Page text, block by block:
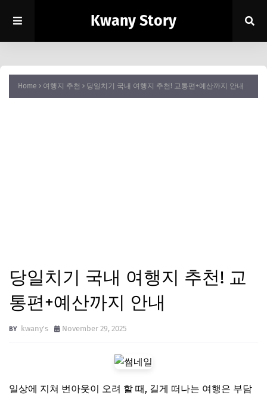
Kwany Story
Home 여행지 추천 당일치기 국내 여행지 추천! 교통편+예산까지 안내
당일치기 국내 여행지 추천! 교
통편+예산까지 안내
kwany's November 29, 2025
일상에 지쳐 번아웃이 오려 할 때, 길게 떠나는 여행은 부담